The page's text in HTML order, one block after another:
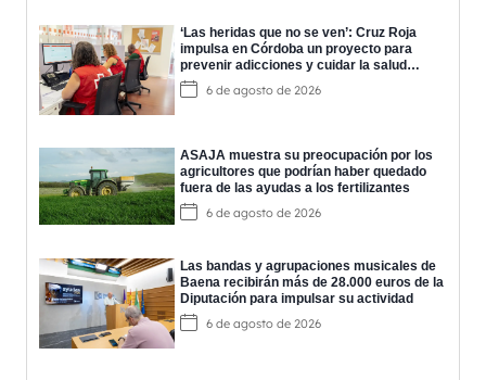
‘Las heridas que no se ven’: Cruz Roja
impulsa en Córdoba un proyecto para
prevenir adicciones y cuidar la salud
mental
6 de agosto de 2026
ASAJA muestra su preocupación por los
agricultores que podrían haber quedado
fuera de las ayudas a los fertilizantes
6 de agosto de 2026
Las bandas y agrupaciones musicales de
Baena recibirán más de 28.000 euros de la
Diputación para impulsar su actividad
6 de agosto de 2026